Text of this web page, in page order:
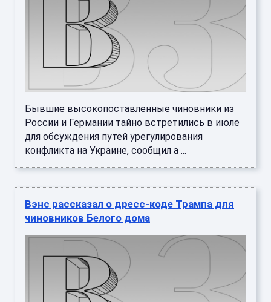
Бывшие высокопоставленные чиновники из
России и Германии тайно встретились в июле
для обсуждения путей урегулирования
конфликта на Украине, сообщил а ...
Вэнс рассказал о дресс-коде Трампа для
чиновников Белого дома